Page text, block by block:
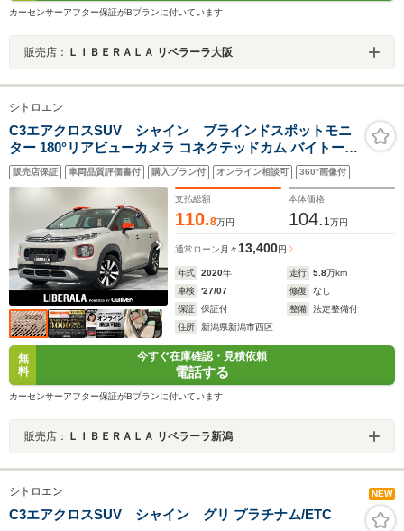
カーセンサーアフター保証がBプランに付いています
販売店： ＬＩＢＥＲＡＬＡ リベラーラ大阪
シトロエン
C3エアクロスSUV シャイン ブラインドスポットモニ
ター 180°リアビューカメラ コネクテッドカム バイトーン
ルーフ 16インチアロイホイール アクティブセーフティブ
レーキ クルーズコントロール レーンキープ7インチタ
ッチスクリーン ETC
販売店保証 車両品質評価書付 購入プラン付 オンライン相談可 360°画像付
支払総額
110.8万円
本体価格
104. 1 万円
通常ローン 月々 13,400円
年式 2020年 走行 5.8万km
車検
'27/07 修復
なし
保証
保証付 整備
法定整備付
住所
新潟県新潟市西区
無
料
今すぐ在庫確認・見積依頼
電話する
カーセンサーアフター保証がBプランに付いています
販売店： ＬＩＢＥＲＡＬＡ リベラーラ新潟
シトロエン NEW
C3エアクロスSUV シャイン グリ プラチナム/ETC